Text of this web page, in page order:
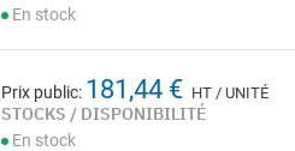
En stock
Prix public: 181,44 € HT / UNITÉ
STOCKS / DISPONIBILITÉ
En stock